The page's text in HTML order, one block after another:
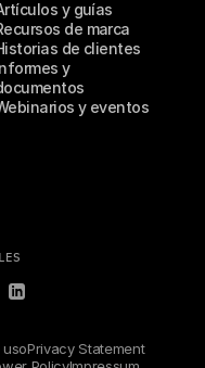
y guías
de marca
de clientes
y
y eventos
Privacy Statement